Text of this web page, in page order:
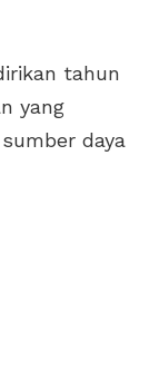
tahun
yang
daya